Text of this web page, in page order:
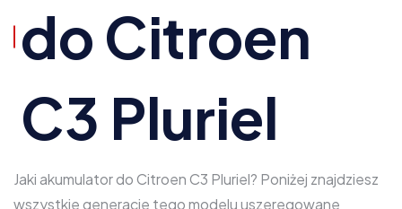
do Citroen
C3 Pluriel
Jaki akumulator do Citroen C3 Pluriel? Poniżej znajdziesz
wszystkie generacje tego modelu uszeregowane